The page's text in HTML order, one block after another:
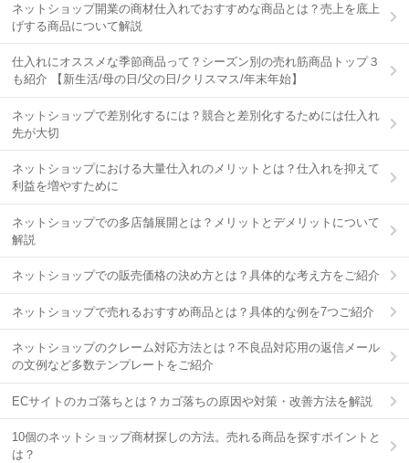
ネットショップ開業の商材仕入れでおすすめな商品とは？売上を底上
げする商品について解説
仕入れにオススメな季節商品って？シーズン別の売れ筋商品トップ３
も紹介 【新生活/母の日/父の日/クリスマス/年末年始】
ネットショップで差別化するには？競合と差別化するためには仕入れ
先が大切
ネットショップにおける大量仕入れのメリットとは？仕入れを抑えて
利益を増やすために
ネットショップでの多店舗展開とは？メリットとデメリットについて
解説
ネットショップでの販売価格の決め方とは？具体的な考え方をご紹介
ネットショップで売れるおすすめ商品とは？具体的な例を7つご紹介
ネットショップのクレーム対応方法とは？不良品対応用の返信メール
の文例など多数テンプレートをご紹介
ECサイトのカゴ落ちとは？カゴ落ちの原因や対策・改善方法を解説
10個のネットショップ商材探しの方法。売れる商品を探すポイントと
は？